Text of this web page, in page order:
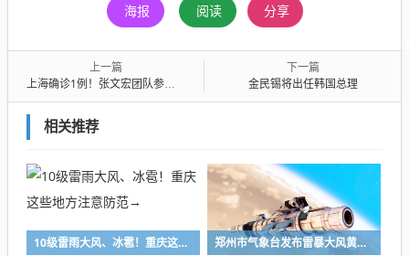
海报 阅读 分享
上一篇
上海确诊1例！张文宏团队参与会诊！病死率极高，发病一周内迅速恶化
下一篇
金民锡将出任韩国总理
相关推荐
10级雷雨大风、冰雹！重庆这些地方注意防范→ 郑州市气象台发布雷暴大风黄色预警[Ⅲ级/较重]